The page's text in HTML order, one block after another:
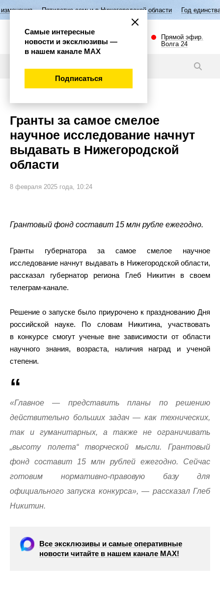
Пятилетие семьи в Нижегородской области Год единства народов
Прямой эфир.
Волга 24
Гранты за самое смелое
научное исследование начнут
выдавать в Нижегородской
области
8 февраля 2025 года, 10:24
Грантовый фонд составит 15 млн рубле ежегодно.
Гранты губернатора за самое смелое научное
исследование начнут выдавать в Нижегородской области,
рассказал губернатор региона Глеб Никитин в своем
телеграм-канале.
Решение о запуске было приурочено к празднованию Дня
российской науке. По словам Никитина, участвовать
в конкурсе смогут ученые вне зависимости от области
научного знания, возраста, наличия наград и ученой
степени.
«Главное — представить планы по решению
действительно больших задач — как технических,
так и гуманитарных, а также не ограничивать
„высоту полета“ творческой мысли. Грантовый
фонд составит 15 млн рублей ежегодно. Сейчас
готовим нормативно-правовую базу для
официального запуска конкурса», — рассказал Глеб
Никитин.
Все эксклюзивы и самые оперативные
новости читайте в нашем канале МАХ!
Самые интересные
новости и эксклюзивы —
в нашем канале МАХ
Подписаться